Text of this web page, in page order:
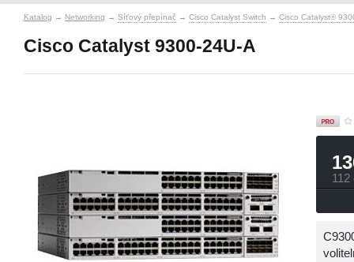
Katalog → Networking → Síťový přepínač → Cisco Catalyst Switch → Cisco Catalyst®
Cisco Catalyst 9300-24U-A